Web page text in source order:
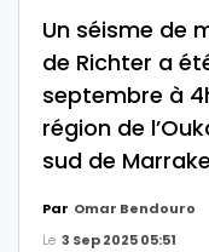
Un séisme de
de Richter a
septembre à
région de
sud de
Par Omar Bendouro
Le 3 Sep 2025 05:51